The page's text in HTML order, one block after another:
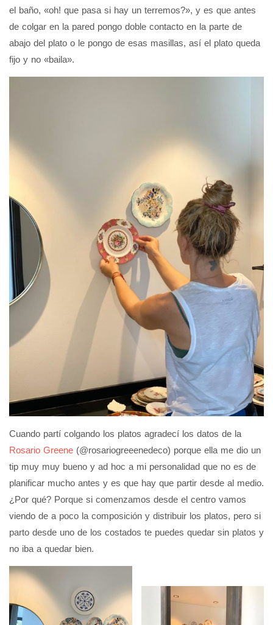
el baño, «oh! que pasa si hay un terremos?», y es que antes
de colgar en la pared pongo doble contacto en la parte de
abajo del plato o le pongo de esas masillas, así el plato queda
fijo y no «baila».
Cuando partí colgando los platos agradecí los datos de la
Rosario Greene (@rosariogreeenedeco) porque ella me dio un
tip muy muy bueno y ad hoc a mi personalidad que no es de
planificar mucho antes y es que hay que partir desde al medio.
¿Por qué? Porque si comenzamos desde el centro vamos
viendo de a poco la composición y distribuir los platos, pero si
parto desde uno de los costados te puedes quedar sin platos y
no iba a quedar bien.